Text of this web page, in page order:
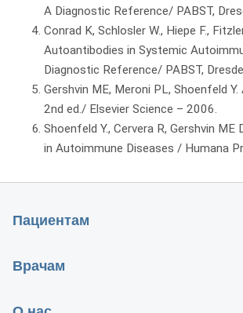
A Diagnostic Reference/ PABST,
Conrad K, Schlosler W., Hiepe F.,
Autoantibodies in Systemic
Diagnostic Reference/ PABST,
Gershvin ME, Meroni PL, Shoenfeld
2nd ed./ Elsevier Science – 2006.
Shoenfeld Y., Cervera R, Gershvin
in Autoimmune Diseases / Humana
Пациентам
Врачам